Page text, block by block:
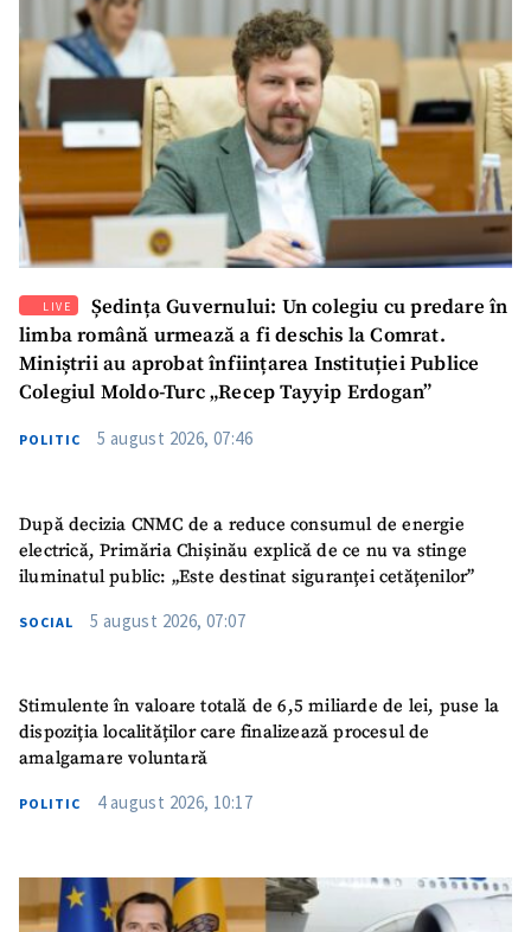
LIVE
Ședința Guvernului: Un colegiu cu predare în
limba română urmează a fi deschis la Comrat.
Miniștrii au aprobat înființarea Instituției Publice
Colegiul Moldo-Turc „Recep Tayyip Erdogan”
POLITIC 5 august 2026, 07:46
După decizia CNMC de a reduce consumul de energie
electrică, Primăria Chișinău explică de ce nu va stinge
iluminatul public: „Este destinat siguranței cetățenilor”
SOCIAL 5 august 2026, 07:07
Stimulente în valoare totală de 6,5 miliarde de lei, puse la
dispoziția localităților care finalizează procesul de
amalgamare voluntară
POLITIC 4 august 2026, 10:17